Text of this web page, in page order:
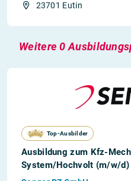
23701 Eutin
Weitere 0
Top-Ausbilder
Ausbildung zum Kfz-
System/Hochvolt (m/w/d)